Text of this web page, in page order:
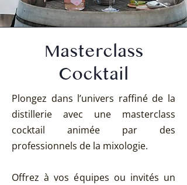
Masterclass
Cocktail
Plongez dans l’univers raffiné de la
distillerie avec une masterclass
cocktail animée par des
professionnels de la mixologie.
Offrez à vos équipes ou invités un